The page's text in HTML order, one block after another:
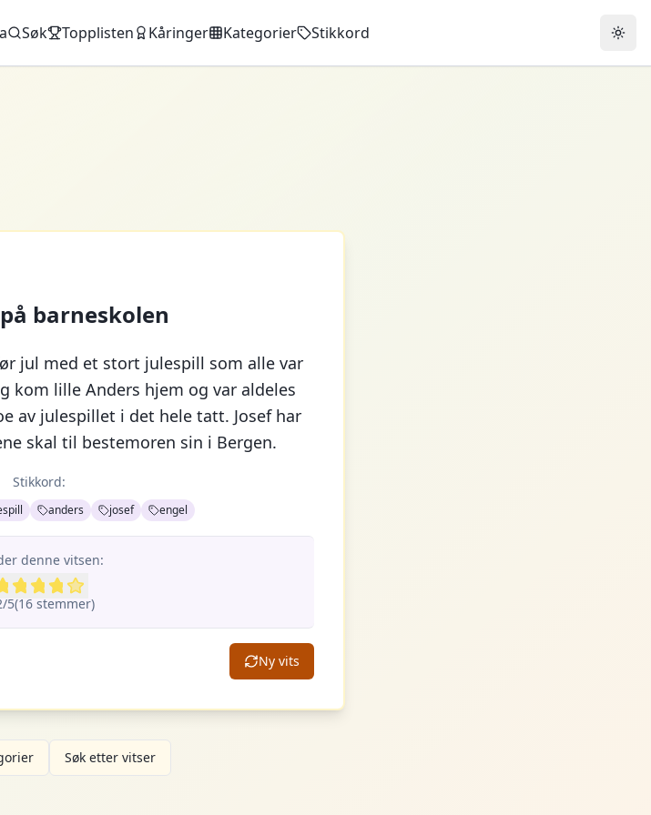
Søk Topplisten Kåringer Kategorier Stikkord
barneskolen
jul med et stort julespill som alle var
kom lille Anders hjem og var aldeles
av julespillet i det hele tatt. Josef har
skal til bestemoren sin i Bergen.
Stikkord:
anders josef engel
denne vitsen:
/5(16stemmer)
Ny vits
Søk etter vitser